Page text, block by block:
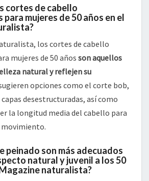
cortes de cabello
mujeres de 50 años en el
los cortes de cabello
mujeres de 50 años son aquellos
natural y reflejen su
opciones como el corte bob,
desestructuradas, así como
la longitud media del cabello para
movimiento.
peinado son más adecuados
natural y juvenil a los 50
naturalista?